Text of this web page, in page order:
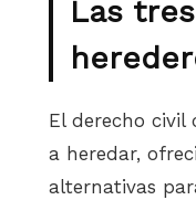
Las
El derecho
a heredar,
alternativas